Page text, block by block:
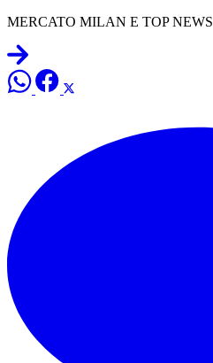
MERCATO MILAN E TOP NEWS